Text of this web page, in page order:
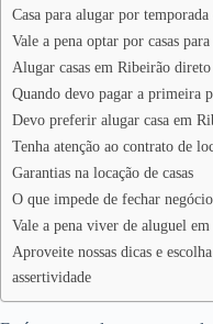
Casa para alugar por
Vale a pena optar por casas
Alugar casas em Ribeirão
Quando devo pagar a primeira
Devo preferir alugar casa em
Tenha atenção ao contrato de
Garantias na locação de casas
O que impede de fechar
Vale a pena viver de aluguel
Aproveite nossas dicas e
assertividade